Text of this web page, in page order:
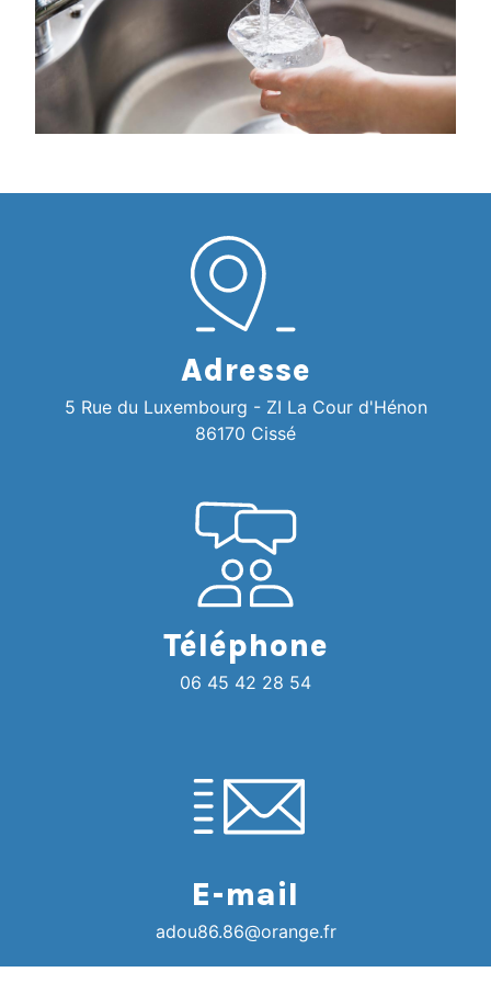
Adresse
5 Rue du Luxembourg - ZI La Cour d'Hénon
86170 Cissé
Téléphone
06 45 42 28 54
E-mail
adou86.86@orange.fr